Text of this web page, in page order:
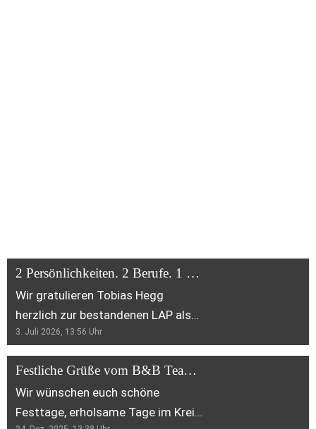
2 Persönlichkeiten. 2 Berufe. 1 Team💪
Wir gratulieren Tobias Hegg
herzlich zur bestandenen LAP als
Zimmermann EFZ und Heinz Hösli
zur bestandenen LAP als Maurer
EFZ. 👏 Wir sind stolz auf eure
starke Leistung und freuen uns
besonders, dass ihr beide auch
3. Juli 2026, 13:56 Uhr
Festliche Grüße vom B&B Team! 🎉✨
Wir wünschen euch schöne
Festtage, erholsame Tage im Kreis